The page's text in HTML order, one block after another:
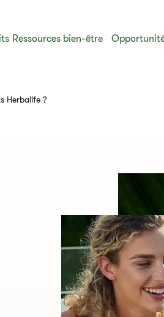
Ressources bien-être
Herbalife ?​